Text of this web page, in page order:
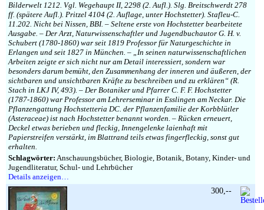
Bilderwelt 1212. Vgl. Wegehaupt II, 2298 (2. Aufl.). Slg. Breitschwerdt 278
ff. (spätere Aufl.). Pritzel 4104 (2. Auflage, unter Hochstetter). Stafleu-C.
11.202. Nicht bei Nissen, BBI. – Seltene erste von Hochstetter bearbeitete
Ausgabe. – Der Arzt, Naturwissenschaftler und Jugendbuchautor G. H. v.
Schubert (1780-1860) war seit 1819 Professor für Naturgeschichte in
Erlangen und seit 1827 in München. – „In seinen naturwissenschaftlichen
Arbeiten zeigte er sich nicht nur am Detail interessiert, sondern war
besonders darum bemüht, den Zusammenhang der inneren und äußeren, der
sichtbaren und unsichtbaren Kräfte zu beschreiben und zu erklären“ (R.
Stach in LKJ IV, 493). – Der Botaniker und Pfarrer C. F. F. Hochstetter
(1787-1860) war Professor am Lehrerseminar in Esslingen am Neckar. Die
Pflanzengattung Hochstetteria DC. der Pflanzenfamilie der Korbblütler
(Asteraceae) ist nach Hochstetter benannt worden. – Rücken erneuert,
Deckel etwas berieben und fleckig, Innengelenke laienhaft mit
Papierstreifen verstärkt, im Blattrand teils etwas fingerfleckig, sonst gut
erhalten.
Schlagwörter: Anschauungsbücher, Biologie, Botanik, Botany, Kinder- und
Jugendliteratur, Schul- und Lehrbücher
Details anzeigen…
300,--